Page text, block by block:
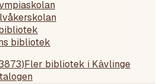
bibliotek
)Fler bibliotek i Kävlinge